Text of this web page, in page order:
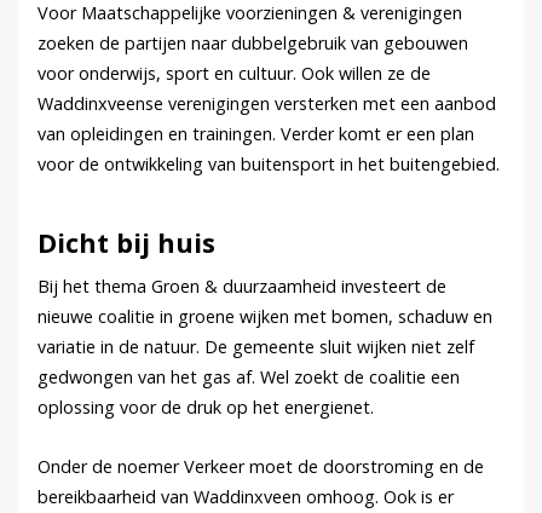
Voor Maatschappelijke voorzieningen & verenigingen
zoeken de partijen naar dubbelgebruik van gebouwen
voor onderwijs, sport en cultuur. Ook willen ze de
Waddinxveense verenigingen versterken met een aanbod
van opleidingen en trainingen. Verder komt er een plan
voor de ontwikkeling van buitensport in het buitengebied.
Dicht bij huis
Bij het thema Groen & duurzaamheid investeert de
nieuwe coalitie in groene wijken met bomen, schaduw en
variatie in de natuur. De gemeente sluit wijken niet zelf
gedwongen van het gas af. Wel zoekt de coalitie een
oplossing voor de druk op het energienet.
Onder de noemer Verkeer moet de doorstroming en de
bereikbaarheid van Waddinxveen omhoog. Ook is er